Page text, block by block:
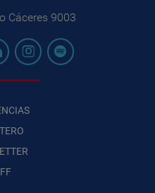
Cáceres 9003